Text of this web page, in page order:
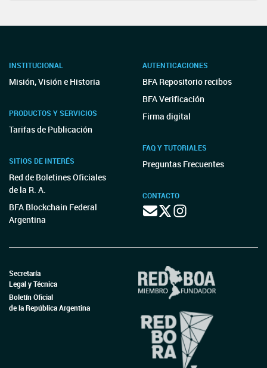
INSTITUCIONAL
Misión, Visión e Historia
PRODUCTOS Y SERVICIOS
Tarifas de Publicación
SITIOS DE INTERÉS
Red de Boletines Oficiales
de la R. A.
BFA Blockchain Federal
Argentina
AUTENTICACIONES
BFA Repositorio recibos
BFA Verificación
Firma digital
FAQ Y TUTORIALES
Preguntas Frecuentes
CONTACTO
Secretaría
Legal y Técnica
Boletín Oficial
de la República Argentina